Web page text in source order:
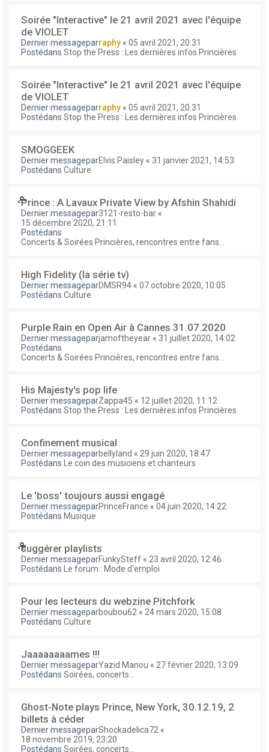
Soirée "Interactive" le 21 avril 2021 avec l'équipe
de VIOLET
Dernier messageparraphy « 05 avril 2021, 20:31
Postédans Stop the Press : Les dernières infos Princières
Soirée "Interactive" le 21 avril 2021 avec l'équipe
de VIOLET
Dernier messageparraphy « 05 avril 2021, 20:31
Postédans Stop the Press : Les dernières infos Princières
SMOGGEEK
Dernier messageparElvis Paisley « 31 janvier 2021, 14:53
Postédans Culture
Prince : A Lavaux Private View by Afshin Shahidi
Dernier messagepar3121-resto-bar «
15 décembre 2020, 21:11
Postédans
Concerts & Soirées Princières, rencontres entre fans...
High Fidelity (la série tv)
Dernier messageparDMSR94 « 07 octobre 2020, 10:05
Postédans Culture
Purple Rain en Open Air à Cannes 31.07.2020
Dernier messageparjamoftheyear « 31 juillet 2020, 14:02
Postédans
Concerts & Soirées Princières, rencontres entre fans...
His Majesty's pop life
Dernier messageparZappa45 « 12 juillet 2020, 11:12
Postédans Stop the Press : Les dernières infos Princières
Confinement musical
Dernier messageparbellyland « 29 juin 2020, 18:47
Postédans
Le coin des musiciens et chanteurs
Le 'boss' toujours aussi engagé
Dernier messageparPrinceFrance « 04 juin 2020, 14:22
Postédans Musique
suggérer playlists
Dernier messageparFunkySteff « 23 avril 2020, 12:46
Postédans
Le forum : Mode d'emploi
Pour les lecteurs du webzine Pitchfork
Dernier messageparboubou62 « 24 mars 2020, 15:08
Postédans Culture
Jaaaaaaaames !!!
Dernier messageparYazid Manou « 27 février 2020, 13:09
Postédans Soirées, concerts...
Ghost-Note plays Prince, New York, 30.12.19, 2
billets à céder
Dernier messageparShockadelica72 «
18 novembre 2019, 23:20
Postédans Soirées, concerts...